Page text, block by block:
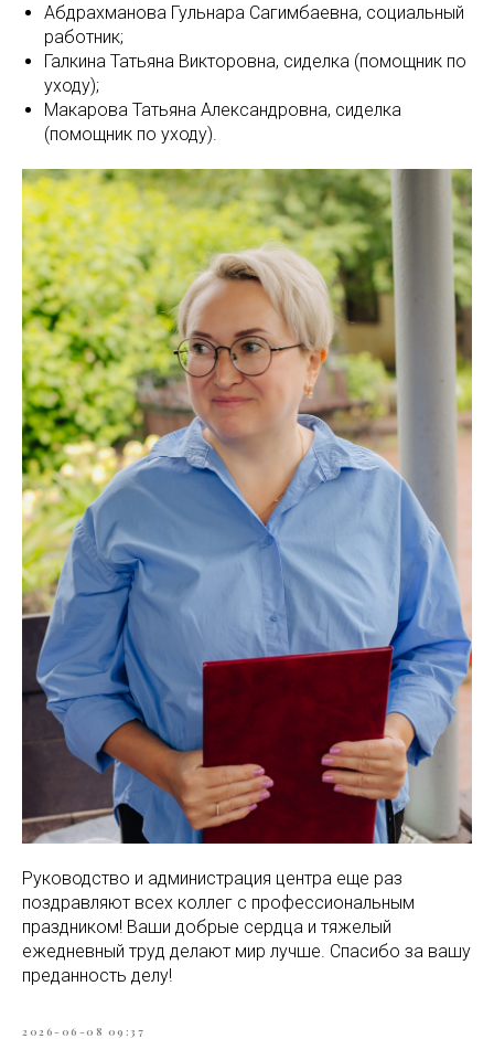
Абдрахманова Гульнара Сагимбаевна, социальный
работник;
Галкина Татьяна Викторовна, сиделка (помощник по
уходу);
Макарова Татьяна Александровна, сиделка
(помощник по уходу).
Руководство и администрация центра еще раз
поздравляют всех коллег с профессиональным
праздником! Ваши добрые сердца и тяжелый
ежедневный труд делают мир лучше. Спасибо за вашу
преданность делу!
2026-06-08 09:37